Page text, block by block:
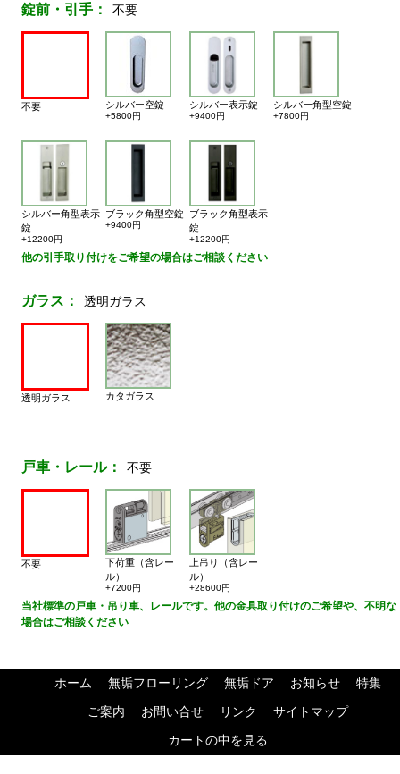
錠前・引手： 不要
不要 シルバー空錠
+5800円
シルバー表示錠
+9400円
シルバー角型空錠
+7800円
シルバー角型表示
錠
+12200円
ブラック角型空錠
+9400円
ブラック角型表示
錠
+12200円
他の引手取り付けをご希望の場合はご相談ください
ガラス： 透明ガラス
透明ガラス カタガラス
戸車・レール： 不要
不要
下荷重（含レー
ル）
+7200円
上吊り（含レー
ル）
+28600円
当社標準の戸車・吊り車、レールです。他の金具取り付けのご希望や、不明な
場合はご相談ください
ホーム 無垢フローリング 無垢ドア お知らせ
特集
ご案内
お問い合せ リンク
サイトマップ
カートの中を見る